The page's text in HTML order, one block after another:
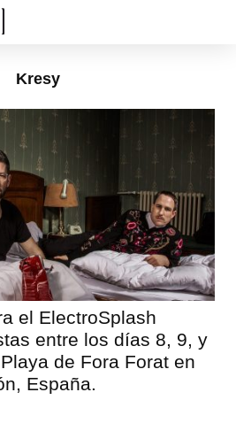
Kresy
el ElectroSplash
entre los días 8, 9, y
de Fora Forat en
España.